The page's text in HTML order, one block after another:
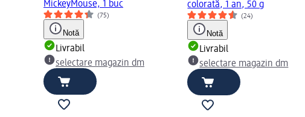
MickeyMouse, 1 buc
(75)
Notă
Livrabil
selectare magazin dm
colorată, 1 an, 50 g
(24)
Notă
Livrabil
selectare magazin dm